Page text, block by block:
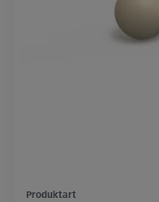
Produktart